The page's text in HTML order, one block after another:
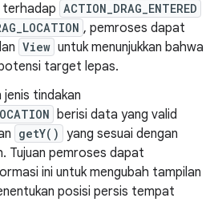
terhadap ACTION_DRAG_ENTERED
, pemroses dapat
View untuk menunjukkan bahwa
target lepas.
tindakan
berisi data yang valid
getY() yang sesuai dengan
Tujuan pemroses dapat
ini untuk mengubah tampilan
posisi persis tempat